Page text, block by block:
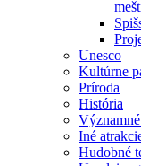
Unesco
Kultúrne
Príroda
História
Iné
Hudobné